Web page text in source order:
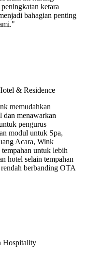
ketara
bahagian penting
& Residence
memudahkan
dan menawarkan
pengurus
modul untuk Spa,
Acara, Wink
untuk lebih
hotel selain tempahan
berbanding OTA
Hospitality